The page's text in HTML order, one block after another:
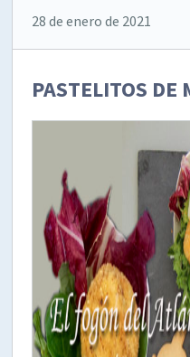
28 de enero de 2021
PASTELITOS